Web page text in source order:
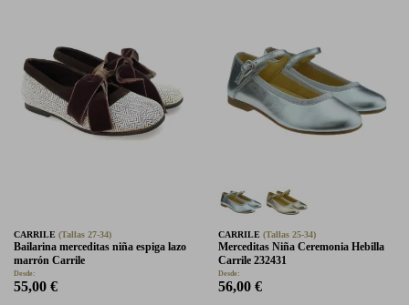
CARRILE (Tallas 27-34)
Bailarina merceditas niña espiga lazo
marrón Carrile
Desde:
55,00 €
CARRILE (Tallas 25-34)
Merceditas Niña Ceremonia Hebilla
Carrile 232431
Desde:
56,00 €